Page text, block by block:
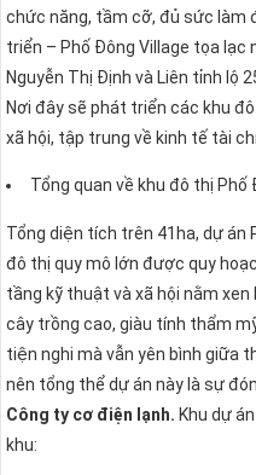
chức năng, tầm cỡ, đủ sức làm
triển – Phố Đông Village tọa lạc
Nguyễn Thị Định và Liên tỉnh lộ
Nơi đây sẽ phát triển các khu
xã hội, tập trung về kinh tế tài
Tổng quan về khu đô thị Phố
Tổng diện tích trên 41ha, dự án
đô thị quy mô lớn được quy
tầng kỹ thuật và xã hội nằm
cây trồng cao, giàu tính thẩm
tiện nghi mà vẫn yên bình giữa
nên tổng thể dự án này là sự
Công ty cơ điện lạnh. Khu dự
khu: